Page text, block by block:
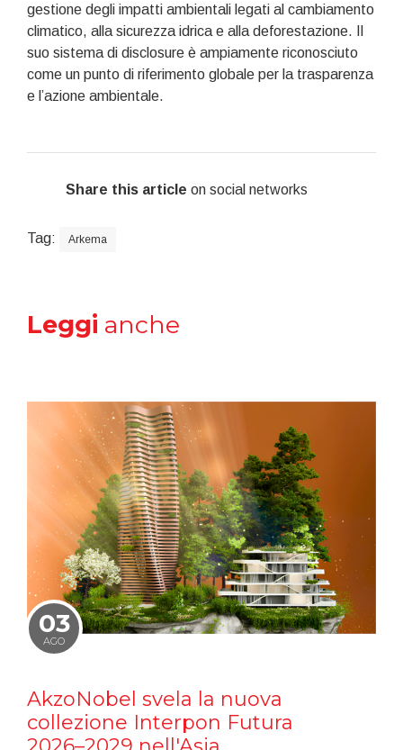
gestione degli impatti ambientali legati al cambiamento
climatico, alla sicurezza idrica e alla deforestazione. Il
suo sistema di disclosure è ampiamente riconosciuto
come un punto di riferimento globale per la trasparenza
e l’azione ambientale.
Share this article on social networks
Tag: Arkema
Leggi anche
03
AGO
AkzoNobel svela la nuova
collezione Interpon Futura